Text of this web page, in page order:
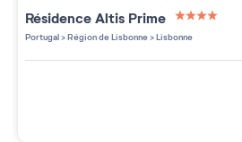
RésidenceAltis Prime
4 étoiles
Portugal>Région de Lisbonne>Lisbonne